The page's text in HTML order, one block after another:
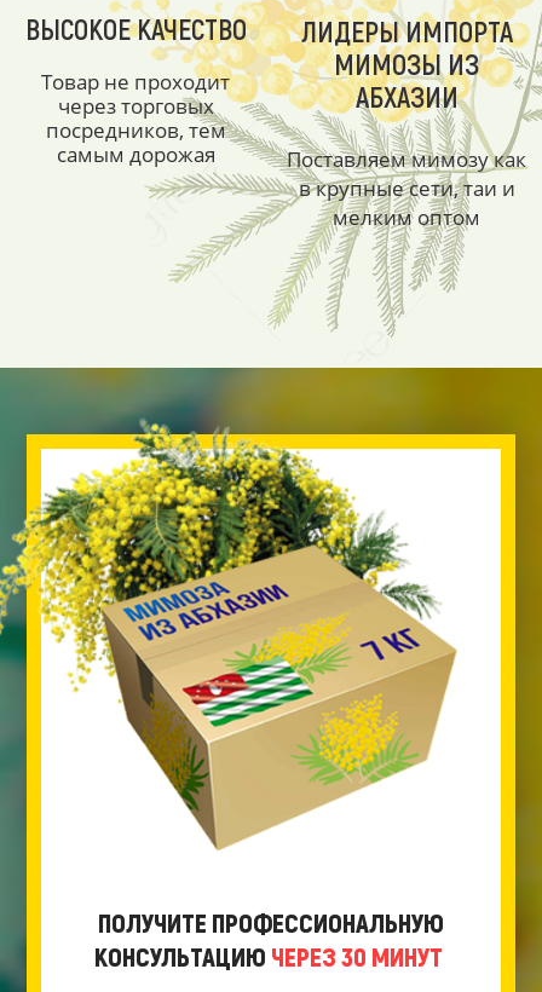
ВЫСОКОЕ КАЧЕСТВО
Товар не проходит
через торговых
посредников, тем
самым дорожая
ЛИДЕРЫ ИМПОРТА
МИМОЗЫ ИЗ
АБХАЗИИ
Поставляем мимозу как
в крупные сети, таи и
мелким оптом
ПОЛУЧИТЕ ПРОФЕССИОНАЛЬНУЮ
КОНСУЛЬТАЦИЮ ЧЕРЕЗ 30 МИНУТ